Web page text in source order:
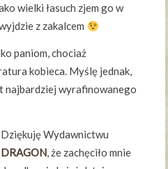
wielki łasuch zjem go w
z zakalcem
paniom, chociaż
kobieca. Myślę jednak,
najbardziej wyrafinowanego
Dziękuję Wydawnictwu
DRAGON, że zachęciło mnie